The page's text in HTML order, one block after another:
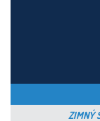
ZIMNÝ